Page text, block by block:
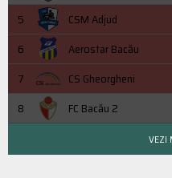
5
CSM Adjud
6
Aerostar Bacău
7
CS Gheorgheni
8
FC Bacău 2
VEZI